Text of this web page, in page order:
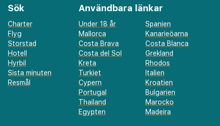
Sök
Charter
Flyg
Storstad
Hotell
Hyrbil
Sista minuten
Resmål
Användbara länkar
Under 18 år
Spanien
Mallorca
Kanarieöarna
Costa Brava
Costa Blanca
Costa del Sol
Grekland
Kreta
Rhodos
Turkiet
Italien
Cypern
Kroatien
Portugal
Bulgarien
Thailand
Marocko
Egypten
Madeira